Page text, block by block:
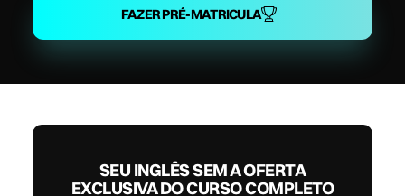
FAZER PRÉ-MATRICULA
SEU INGLÊS SEM A OFERTA
EXCLUSIVA DO CURSO COMPLETO